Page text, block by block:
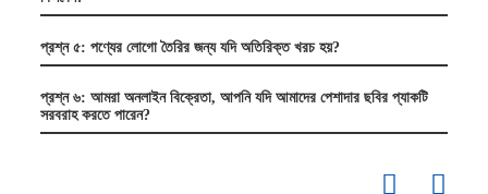
প্রশ্ন ৫: পণ্যের লোগো তৈরির জন্য যদি অতিরিক্ত খরচ হয়?
প্রশ্ন ৬: আমরা অনলাইন বিক্রেতা, আপনি যদি আমাদের পেশাদার ছবির প্যাকটি
সরবরাহ করতে পারেন?